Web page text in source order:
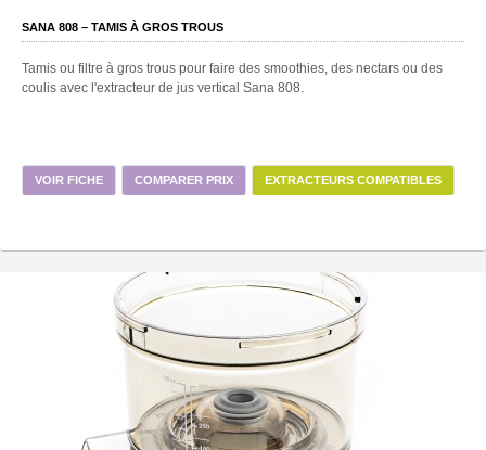
SANA 808 – TAMIS À GROS TROUS
Tamis ou filtre à gros trous pour faire des smoothies, des nectars ou des
coulis avec l'extracteur de jus vertical Sana 808.
VOIR FICHE COMPARER PRIX EXTRACTEURS COMPATIBLES